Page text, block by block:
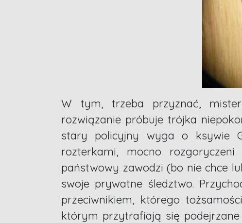
W tym, trzeba przyznać,
rozwiązanie próbuje trójka
stary policyjny wyga o ksywie
rozterkami, mocno rozgoryczeni
państwowy zawodzi (bo nie chce
swoje prywatne śledztwo.
przeciwnikiem, którego
którym przytrafiają się podejrzane